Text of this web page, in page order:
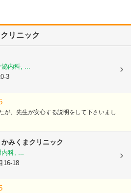
リニック
泌内科, ...
3
が、先生が安心する説明をして下さいまし
かみくまクリニック
内科, ...
16-18